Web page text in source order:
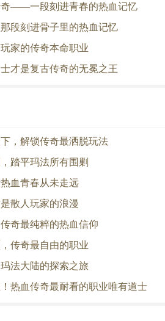
奇——一段刻进青春的热血记忆
段刻进骨子里的热血记忆
家的传奇本命职业
才是复古传奇的无冕之王
，解锁传奇最洒脱玩法
踏平玛法所有围剿
血青春从未走远
散人玩家的浪漫
奇最纯粹的热血信仰
传奇最自由的职业
法大陆的探索之旅
热血传奇最耐看的职业唯有道士